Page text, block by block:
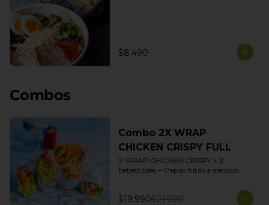
$8.490
Combos
Combo 2X WRAP
CHICKEN CRISPY FULL
2 WRAP CHICKEN CRISPY + 2
bebestibles + Papas fritas a eleccion
$19.990$21.990